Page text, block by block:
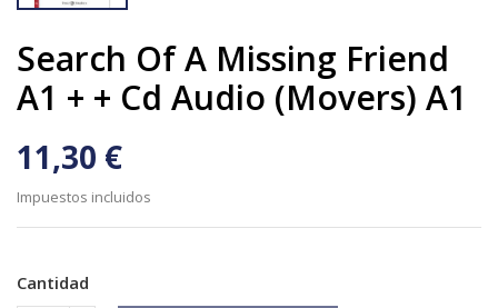
Search Of A Missing Friend
A1 + + Cd Audio (movers) A1
11,30 €
Impuestos incluidos
Cantidad